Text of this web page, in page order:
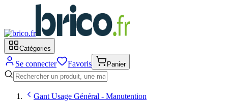
Catégories
Se connecter Favoris Panier
Gant Usage Général - Manutention